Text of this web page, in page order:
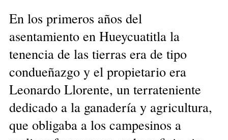
En los primeros años del
asentamiento en Hueycuatitla la
tenencia de las tierras era de tipo
condueñazgo y el propietario era
Leonardo Llorente, un terrateniente
dedicado a la ganadería y agricultura,
que obligaba a los campesinos a